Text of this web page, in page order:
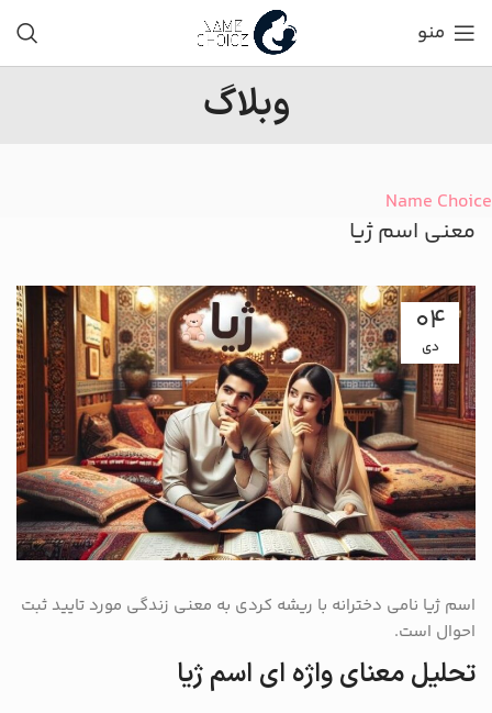
منو
وبلاگ
Name Choice
معنی اسم ژیا
04
دی
اسم ژیا نامی دخترانه با ریشه کردی به معنی زندگی مورد تایید ثبت
احوال است.
تحلیل معنای واژه ای اسم ژیا